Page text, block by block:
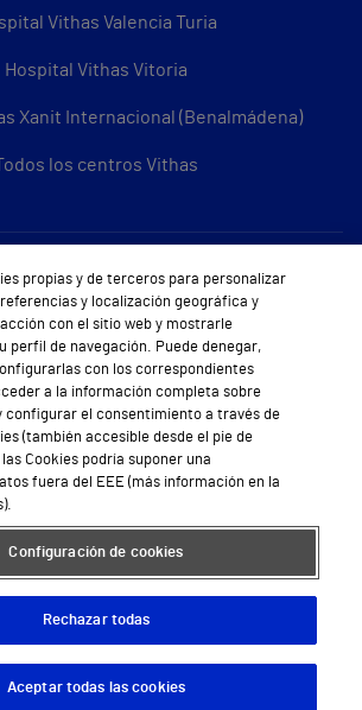
Vithas Valencia Turia
Hospital Vithas Vitoria
Xanit Internacional (Benalmádena)
los centros Vithas
Sobre Vithas
Quiénes somos
Trabajar en Vithas
Teléfono Cita Médica
Atención al Cliente
seguridad y salud en el trabajo
Conoce a Supervita
Política de privacidad Mapa web Protección de datos
App
propias y de terceros para personalizar
y localización geográfica y
con el sitio web y mostrarle
perfil de navegación. Puede denegar,
con los correspondientes
a la información completa sobre
configurar el consentimiento a través de
(también accesible desde el pie de
Cookies podría suponer una
fuera del EEE (más información en la
Configuración de cookies
Rechazar todas
Aceptar todas las cookies